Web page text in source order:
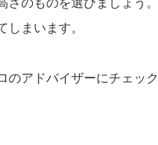
まいます。
アドバイザーにチェッ